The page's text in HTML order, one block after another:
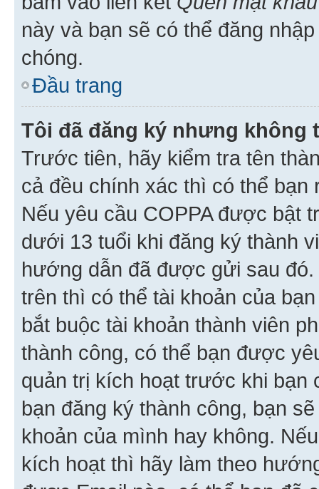
này và bạn sẽ có thể đăng
chóng.
Đầu trang
Tôi đã đăng ký nhưng không
Trước tiên, hãy kiểm tra tên
cả đều chính xác thì có thể
Nếu yêu cầu COPPA được bật
dưới 13 tuổi khi đăng ký thành
hướng dẫn đã được gửi sau
trên thì có thể tài khoản của
bắt buộc tài khoản thành viên
thành công, có thể bạn được
quản trị kích hoạt trước khi bạn
bạn đăng ký thành công, bạn
khoản của mình hay không.
kích hoạt thì hãy làm theo